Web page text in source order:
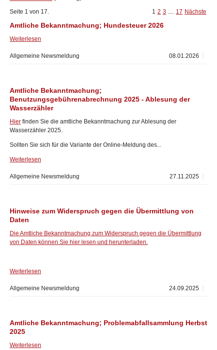
Seite 1 von 17.
1 2 3 .... 17 Nächste
Amtliche Bekanntmachung; Hundesteuer 2026
Weiterlesen
08.01.2026
Allgemeine Newsmeldung
Amtliche Bekanntmachung;
Benutzungsgebührenabrechnung 2025 - Ablesung der
Wasserzähler
Hier finden Sie die amtliche Bekanntmachung zur Ablesung der
Wasserzähler 2025.
Sollten Sie sich für die Variante der Online-Meldung des...
Weiterlesen
27.11.2025
Allgemeine Newsmeldung
Hinweise zum Widerspruch gegen die Übermittlung von
Daten
Die Amtliche Bekanntmachung zum Widerspruch gegen die Übermittlung
von Daten können Sie hier lesen und herunterladen.
Weiterlesen
24.09.2025
Allgemeine Newsmeldung
Amtliche Bekanntmachung; Problemabfallsammlung Herbst
2025
Weiterlesen